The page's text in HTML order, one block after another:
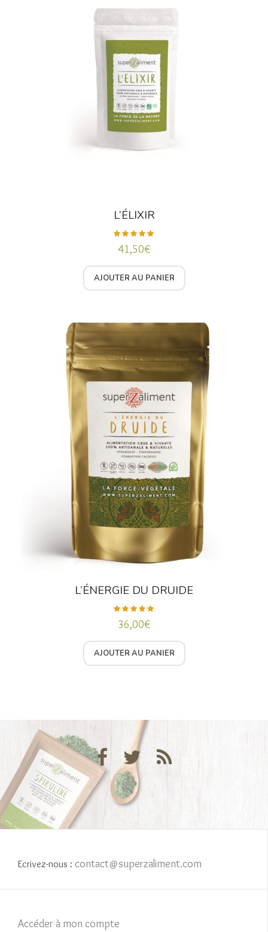
L’ÉLIXIR
Note5.00
41,50€
AJOUTER AU PANIER
L’ÉNERGIE DU DRUIDE
Note5.00
36,00€
AJOUTER AU PANIER
Ecrivez-nous : contact@superzaliment.com
Accéder à mon compte